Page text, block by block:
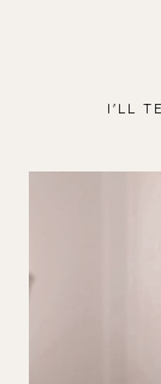
I'LL